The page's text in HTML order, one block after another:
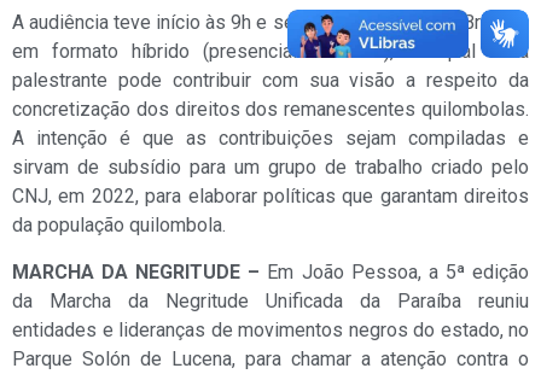
A audiência teve início às 9h e seguiu até as 18h, em Brasília,
em formato híbrido (presencial e online), no qual cada
palestrante pode contribuir com sua visão a respeito da
concretização dos direitos dos remanescentes quilombolas.
A intenção é que as contribuições sejam compiladas e
sirvam de subsídio para um grupo de trabalho criado pelo
CNJ, em 2022, para elaborar políticas que garantam direitos
da população quilombola.
MARCHA DA NEGRITUDE – Em João Pessoa, a 5ª edição
da Marcha da Negritude Unificada da Paraíba reuniu
entidades e lideranças de movimentos negros do estado, no
Parque Solón de Lucena, para chamar a atenção contra o